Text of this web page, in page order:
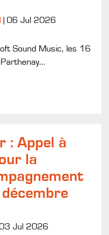
06 Jul 2026
Sound Music, les 16
: Appel à
la
Jul 2026